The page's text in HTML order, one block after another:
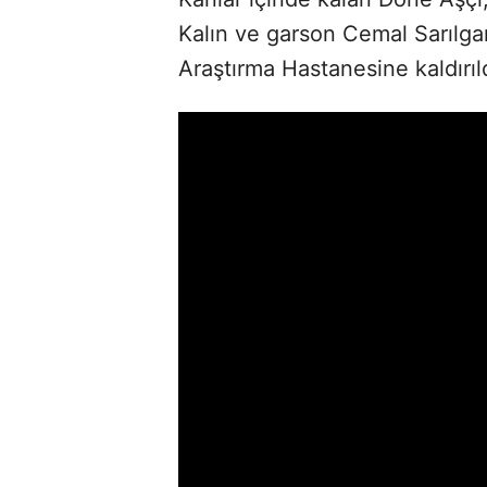
Kalın ve garson Cemal
Araştırma Hastanesine